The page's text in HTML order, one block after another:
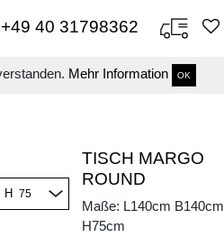
Mehr Information OK
+49 40 31798362
H
TISCH MARGO
ROUND
Maße: L140cm B140cm
H75cm